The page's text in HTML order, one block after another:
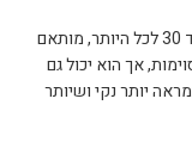
גובה הסיבים בדשא הסינטטי המגיע לכ-20 מ"מ עד 30 לכל היותר, מותאם
אך הוא יכול גם
יותר נקי ושיותר